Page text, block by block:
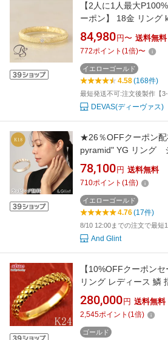
【2人に1人最大
ーポン】 18金 リング
プル ゴールド スター
指輪 k18リング ピン
ルド 一粒ダイヤ 18 金
生石 18金リング
84,980 円〜 送料無料
772ポイント (1倍)〜
イエローゴールド
4.58(168件)
最短発送不可:注文後製作【3-
DEVAS(ディーヴァス)
★26％OFFクーポン
pyramid" YG リング
プ ピラミッドカット
重ね付け ピンキーリ
ね付け 小ぶり 上品 40
ント 誕生日 記念日
78,100 円 送料無料
710ポイント (1倍)
イエローゴールド
4.76(17件)
8/10 12:00までの注文で最短
And Glint
【10%OFFクーポン
リング レディース 鱗
キルティング 24k K24
ング 巳年 へび年 干支
280,000 円 送料無料
2,545ポイント (1倍)
ゴールド